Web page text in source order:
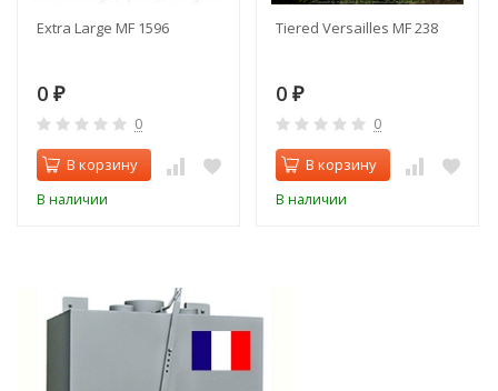
Extra Large MF 1596
0 ₽
0
В корзину
В наличии
Tiered Versailles MF 238
0 ₽
0
В корзину
В наличии